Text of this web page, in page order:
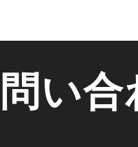
い合